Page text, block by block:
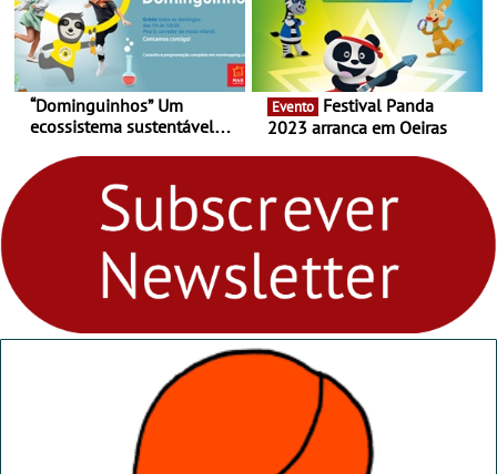
“Dominguinhos” Um
ecossistema sustentável
fores - Atelier de Educação
Ambiental nos
“Dominguinhos” de 23 de
Evento
2023 arranca em Oeiras